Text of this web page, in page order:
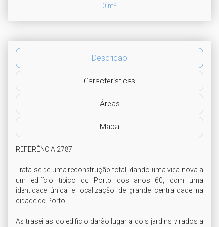
0 m2
Descrição
Características
Áreas
Mapa
REFERÊNCIA 2787
Trata-se de uma reconstrução total, dando uma vida nova a
um edifício típico do Porto dos anos 60, com uma
identidade única e localização de grande centralidade na
cidade do Porto.
As traseiras do edificio darão lugar a dois jardins virados a